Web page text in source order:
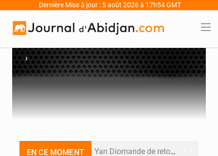
Dernière Mise à jour : 5 août 2026 à 17h54 GMT
›
EN CE MOMENT Yan Diomande de retour au RB Leipzig, le Real Madrid poursuit les négociations pour la pépite ivoirienne